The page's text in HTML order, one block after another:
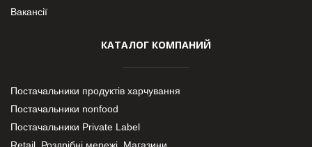
Вакансії
КАТАЛОГ КОМПАНИЙ
Постачальники продуктів харчування
Постачальники nonfood
Постачальники Private Label
Retail. Роздрібні мережі, Магазини